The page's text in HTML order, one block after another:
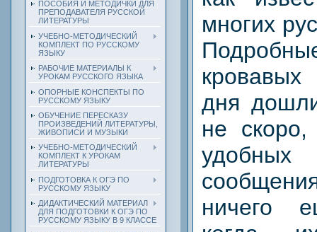
ПОСОБИЯ И МЕТОДИЧКИ ДЛЯ
ПРЕПОДАВАТЕЛЯ РУССКОЙ
ЛИТЕРАТУРЫ
УЧЕБНО-МЕТОДИЧЕСКИЙ
КОМПЛЕКТ ПО РУССКОМУ
ЯЗЫКУ
РАБОЧИЕ МАТЕРИАЛЫ К
УРОКАМ РУССКОГО ЯЗЫКА
ОПОРНЫЕ КОНСПЕКТЫ ПО
РУССКОМУ ЯЗЫКУ
ОБУЧЕНИЕ ПЕРЕСКАЗУ
ПРОИЗВЕДЕНИЙ ЛИТЕРАТУРЫ,
ЖИВОПИСИ И МУЗЫКИ
УЧЕБНО-МЕТОДИЧЕСКИЙ
КОМПЛЕКТ К УРОКАМ
ЛИТЕРАТУРЫ
ПОДГОТОВКА К ОГЭ ПО
РУССКОМУ ЯЗЫКУ
ДИДАКТИЧЕСКИЙ МАТЕРИАЛ
ДЛЯ ПОДГОТОВКИ К ОГЭ ПО
РУССКОМУ ЯЗЫКУ В 9 КЛАССЕ
многих
кровавых
дня
не скоро,
ничего